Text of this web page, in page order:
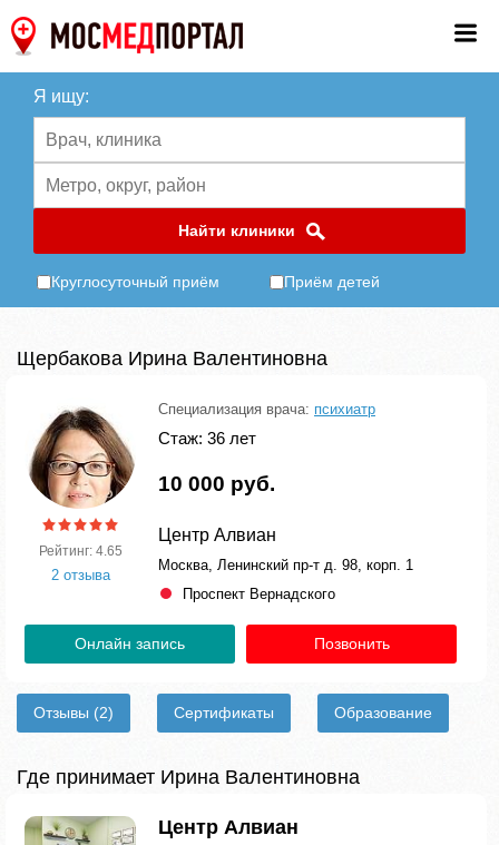
Я ищу:
Найти клиники
Круглосуточный приём Приём детей
Щербакова Ирина Валентиновна
Рейтинг: 4.65
2 отзыва
Специализация врача: психиатр
Стаж: 36 лет
10 000 руб.
Центр Алвиан
Москва, Ленинский пр-т д. 98, корп. 1
Проспект Вернадского
Онлайн запись Позвонить
Отзывы (2) Сертификаты Образование
Где принимает Ирина Валентиновна
Центр Алвиан